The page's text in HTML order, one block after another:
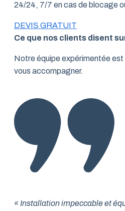
24/24, 7/7 en cas de blocage
DEVIS GRATUIT
Ce que nos clients disent
Notre équipe expérimentée
vous accompagner.
« Installation impeccable et